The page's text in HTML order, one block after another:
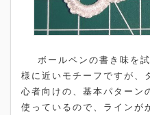
ボールペンの書き味を試
様に近いモチーフですが、
心者向けの、基本パターン
使っているので、ラインが